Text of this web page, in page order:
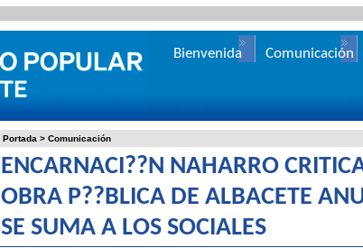
Portada > Comunicación
ENCARNACI??N NAHARRO
OBRA P??BLICA DE ALBACETE
SE SUMA A LOS SOCIALES
Bienvenida Comunicación